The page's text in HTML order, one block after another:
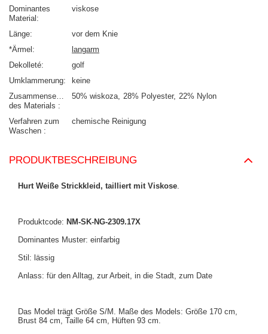
Dominantes
Material
viskose
Länge
vor dem Knie
*Ärmel
langarm
Dekolleté
golf
Umklammerung
keine
Zusammensetzung
des Materials
50% wiskoza 28% Polyester 22% Nylon
Verfahren zum
Waschen
chemische Reinigung
PRODUKTBESCHREIBUNG
Hurt Weiße Strickkleid, tailliert mit Viskose.
Produktcode: NM-SK-NG-2309.17X
Dominantes Muster: einfarbig
Stil: lässig
Anlass: für den Alltag, zur Arbeit, in die Stadt, zum Date
Das Model trägt Größe S/M. Maße des Models: Größe 170 cm,
Brust 84 cm, Taille 64 cm, Hüften 93 cm.